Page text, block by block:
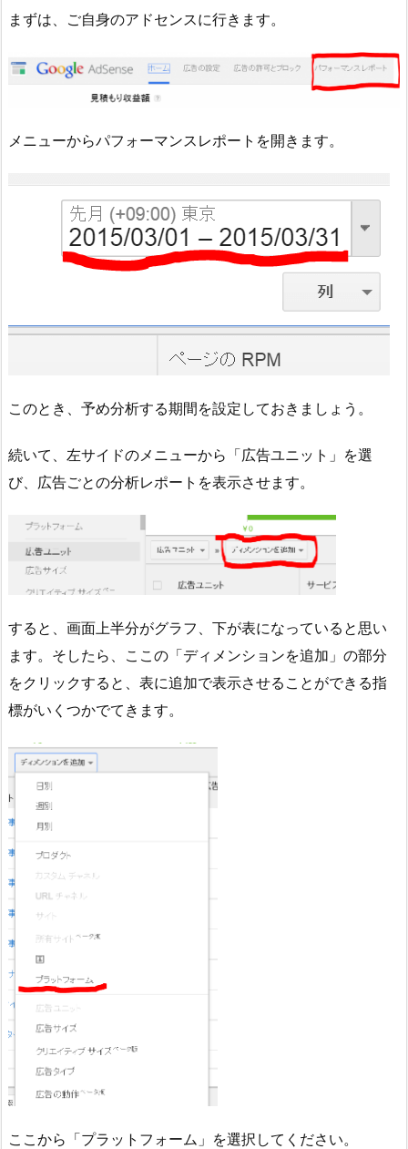
まずは、ご自身のアドセンスに行きます。
メニューからパフォーマンスレポートを開きます。
このとき、予め分析する期間を設定しておきましょう。
続いて、左サイドのメニューから「広告ユニット」を選
び、広告ごとの分析レポートを表示させます。
すると、画面上半分がグラフ、下が表になっていると思い
ます。そしたら、ここの「ディメンションを追加」の部分
をクリックすると、表に追加で表示させることができる指
標がいくつかでてきます。
ここから「プラットフォーム」を選択してください。